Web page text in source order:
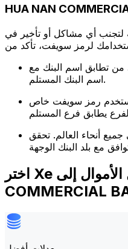
أي مشاكل أو تأخير في
لرمز سويفت، تأكد من
تطابق اسم البنك مع
اسم البنك المستلم.
رمز سويفت خاص
أنحاء العالم. تحقق
اختر Xe عند إرسال الأموال إلى HUA NAN
COMMERCIAL